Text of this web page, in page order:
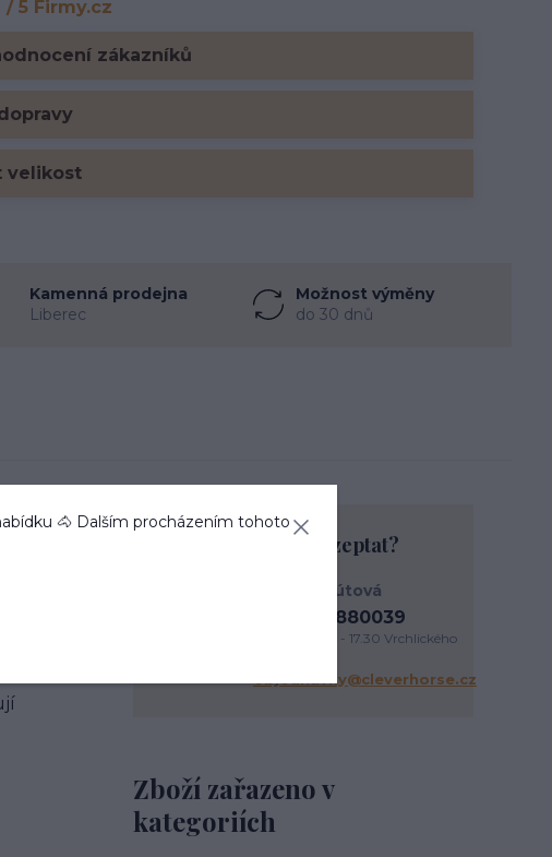
Firmy.cz
/ 5 Firmy.cz
zákazníků
velikost
Kamenná prodejna
Liberec
Možnost výměny
do 30 dnů
Zboží zařazeno v
kategoriích
Chcete se na něco zeptat?
Anna Kohútová
+420737880039
PO - PÁ 9.30 - 17.30 Vrchlického
objednavky@cleverhorse.cz
🐴 Dalším procházením tohoto